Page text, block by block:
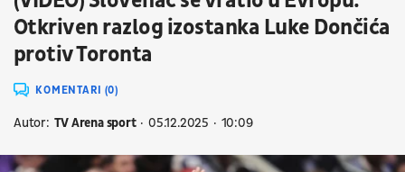
Otkriven razlog izostanka Luke Dončića
protiv Toronta
KOMENTARI (0)
Autor: TV Arena sport 05.12.2025 10:09